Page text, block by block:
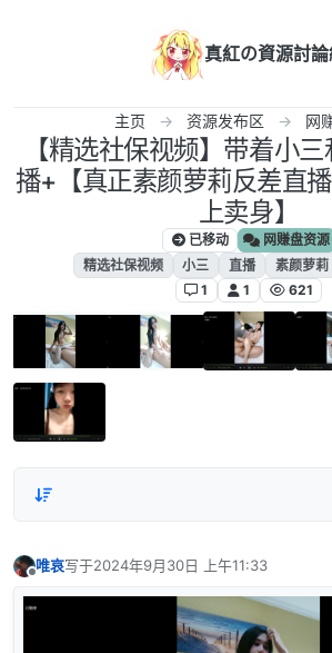
真紅の資源討論
主页 资源发布区 网
【精选社保视频】带着小
播+【真正素颜萝莉反差直
上卖身】
已移动
网赚盘资源
精选社保视频
小三 直播 素颜萝莉
1
1 621
离线
唯哀写于2024年9月30日 上午11:33
最后由 编辑